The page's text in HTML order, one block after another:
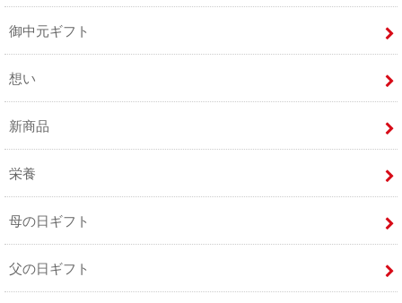
御中元ギフト
想い
新商品
栄養
母の日ギフト
父の日ギフト